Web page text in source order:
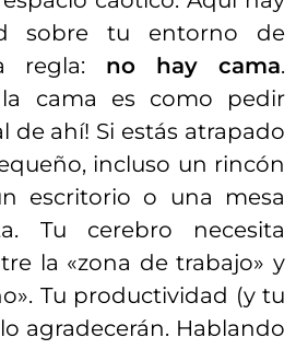
sobre tu entorno de
regla: no hay cama.
la cama es como pedir
de ahí! Si estás atrapado
incluso un rincón
escritorio o una mesa
Tu cerebro necesita
la «zona de trabajo» y
Tu productividad (y tu
agradecerán. Hablando